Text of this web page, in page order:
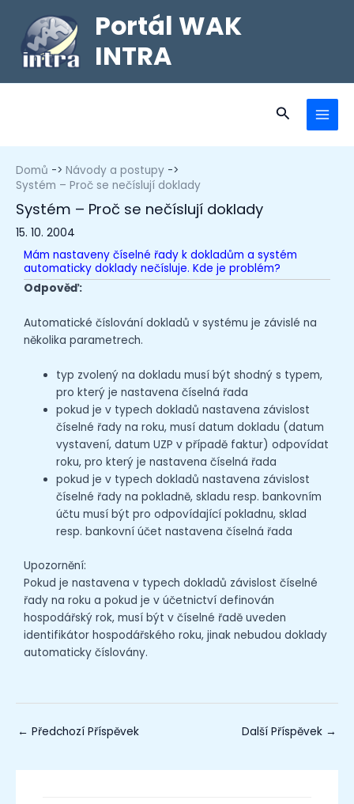
Portál WAK
INTRA
Domů
Návody a postupy
Systém – Proč se nečíslují doklady
Systém – Proč se nečíslují doklady
15. 10. 2004
Mám nastaveny číselné řady k dokladům a systém
automaticky doklady nečísluje. Kde je problém?
Odpověď:
Automatické číslování dokladů v systému je závislé na
několika parametrech.
typ zvolený na dokladu musí být shodný s typem,
pro který je nastavena číselná řada
pokud je v typech dokladů nastavena závislost
číselné řady na roku, musí datum dokladu (datum
vystavení, datum UZP v případě faktur) odpovídat
roku, pro který je nastavena číselná řada
pokud je v typech dokladů nastavena závislost
číselné řady na pokladně, skladu resp. bankovním
účtu musí být pro odpovídající pokladnu, sklad
resp. bankovní účet nastavena číselná řada
Upozornění:
Pokud je nastavena v typech dokladů závislost číselné
řady na roku a pokud je v účetnictví definován
hospodářský rok, musí být v číselné řadě uveden
identifikátor hospodářského roku, jinak nebudou doklady
automaticky číslovány.
← Předchozí Příspěvek Další Příspěvek →